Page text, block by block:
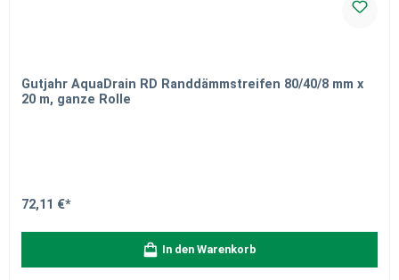
Gutjahr AquaDrain RD Randdämmstreifen 80/40/8 mm x
20 m, ganze Rolle
72,11 €*
In den Warenkorb